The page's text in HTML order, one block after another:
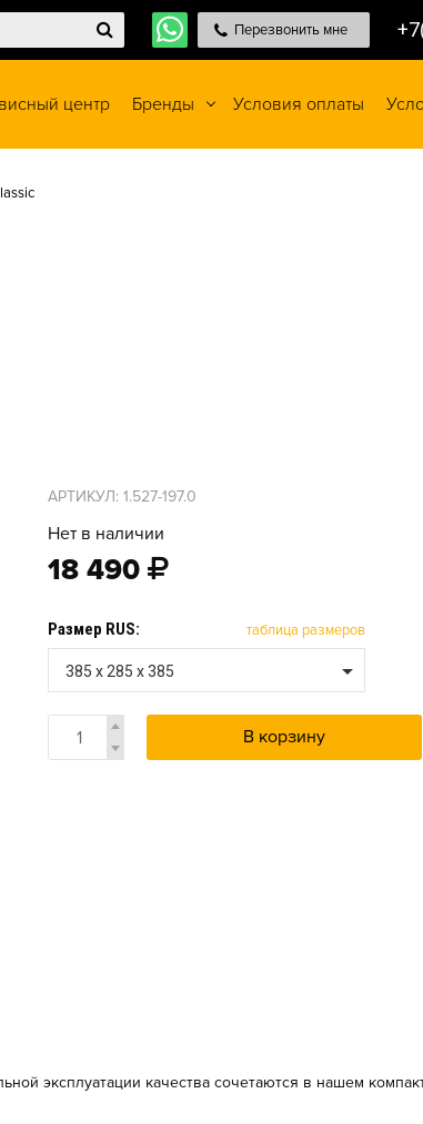
Перезвонить мне
центр Бренды Условия оплаты
АРТИКУЛ: 1.527-197.0
Нет в наличии
18 490
Размер RUS: таблица размеров
385 x 285 x 385
В корзину
эксплуатации качества сочетаются в нашем